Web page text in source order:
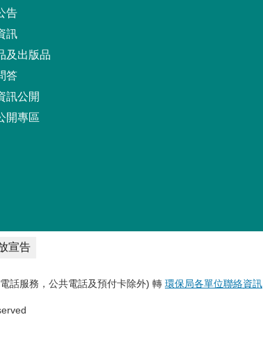
告
訊
及出版品
答
訊公開
開專區
宣告
話服務，公共電話及預付卡除外) 轉 環保局各單位聯絡資訊